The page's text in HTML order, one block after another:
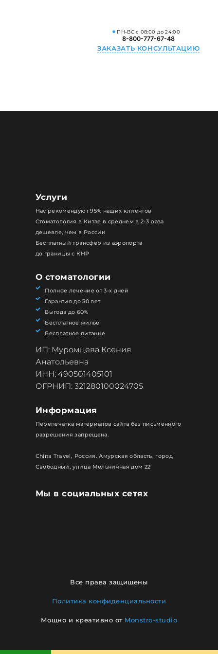
ПН-ВС с 08:00 до 24:00
8-800-777-67-48
ЗАКАЗАТЬ КОНСУЛЬТАЦИЮ
Мы в социальных сетях
Услуги
Нас рекомендуют 95% наших клиентов
Стоматология в Китае в среднем в 2-3 раза
дешевле, чем в России
Бесплатный трансфер из аэропорта
до границы с КНР
О стоматологии
Полное лечение от 3-х дней
Гарантия до 30 лет
Выгода до 60%
Бесплатное жилье
Бесплатное питание
ИП: Муромцева Ксения
Анатольевна
ИНН: 490501405101
ОГРНИП: 321280100024705
Информация
Перепечатка материалов сайта без письменного
разрешения запрещена.
China Travel, Россия. Амурская область, город
Свободный, улица Мельничная дом 22
Все права защищены
Политика конфиденциальности
Мощно и креативно от Monstro-studio